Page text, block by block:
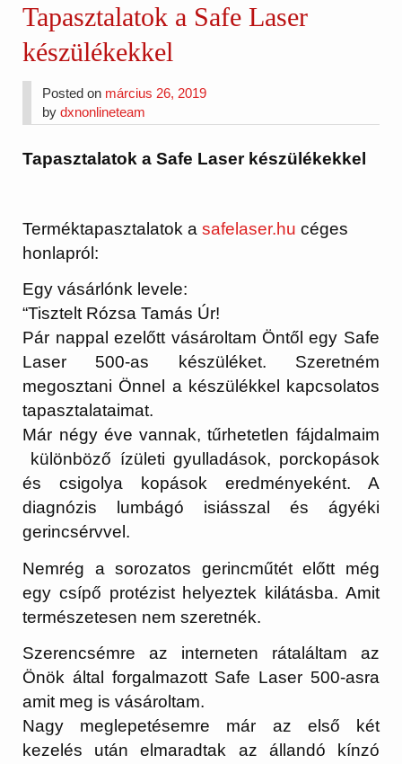
Tapasztalatok a Safe Laser
készülékekkel
Posted on március 26, 2019
bydxnonlineteam
Tapasztalatok a Safe Laser készülékekkel
Terméktapasztalatok asafelaser.hu céges
honlapról:
Egy vásárlónk levele:
“Tisztelt Rózsa Tamás Úr!
Pár nappal ezelőtt vásároltam Öntől egy Safe
Laser 500-as készüléket. Szeretném
megosztani Önnel a készülékkel kapcsolatos
tapasztalataimat.
Már négy éve vannak, tűrhetetlen fájdalmaim
különböző ízületi gyulladások, porckopások
és csigolya kopások eredményeként. A
diagnózis lumbágó isiásszal és ágyéki
gerincsérvvel.
Nemrég a sorozatos gerincműtét előtt még
egy csípő protézist helyeztek kilátásba. Amit
természetesen nem szeretnék.
Szerencsémre az interneten rátaláltam az
Önök által forgalmazott Safe Laser 500-asra
amit meg is vásároltam.
Nagy meglepetésemre már az első két
kezelés után elmaradtak az állandó kínzó